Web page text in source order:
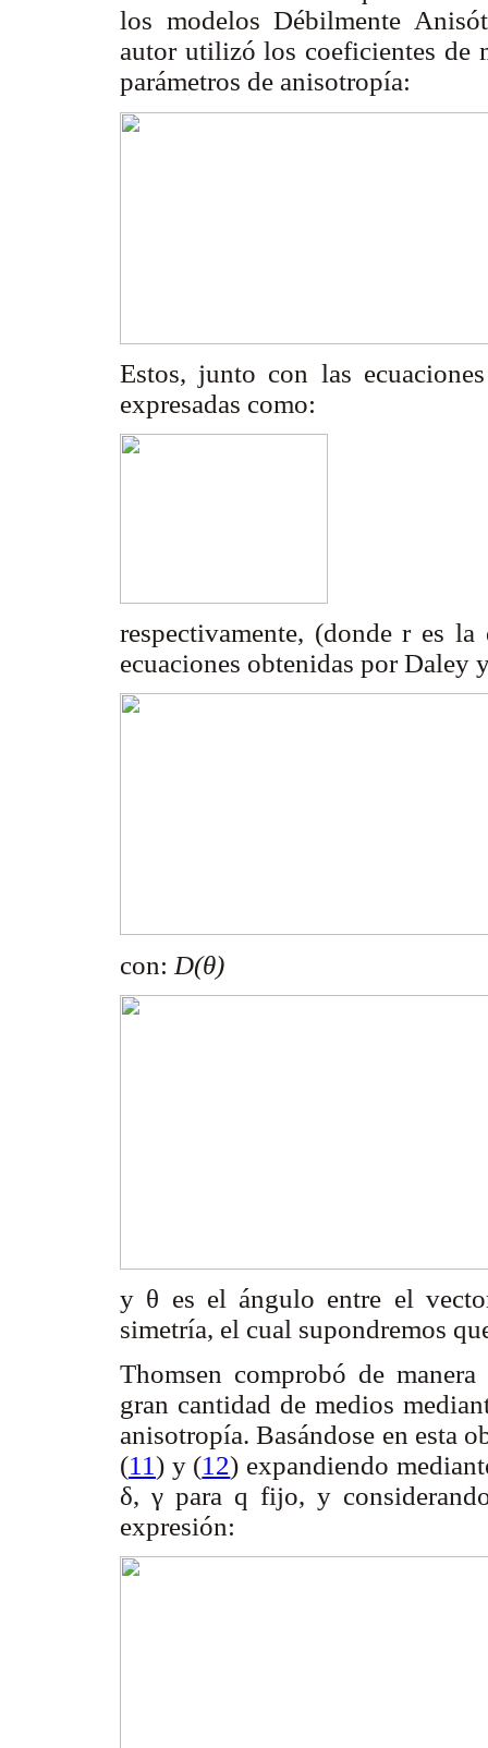
los modelos Débilmente
autor utilizó los coeficientes de
parámetros de anisotropía:
Estos, junto con las
expresadas como:
respectivamente, (donder es la
ecuaciones obtenidas por
con: D(θ)
y θ es el ángulo entre el
simetría, el cual supondremos
Thomsen comprobó de
gran cantidad de medios
anisotropía. Basándose en esta
(11) y (12) expandiendo
δ, γpara q fijo, y
expresión: